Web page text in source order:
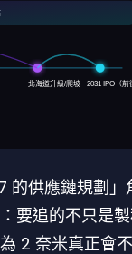
北海道升級/爬坡 2031 IPO（前
的供應鏈規劃」
要追的不只是
2 奈米真正會